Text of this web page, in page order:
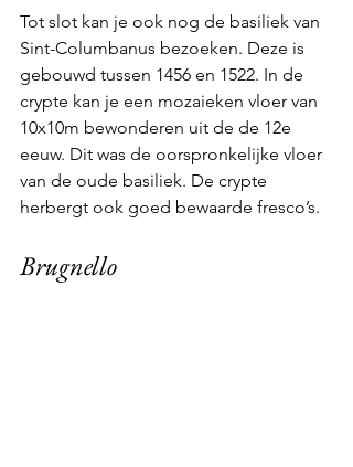
Tot slot kan je ook nog de basiliek van
Sint-Columbanus bezoeken. Deze is
gebouwd tussen 1456 en 1522. In de
crypte kan je een mozaieken vloer van
10x10m bewonderen uit de de 12e
eeuw. Dit was de oorspronkelijke vloer
van de oude basiliek. De crypte
herbergt ook goed bewaarde fresco’s.
Brugnello